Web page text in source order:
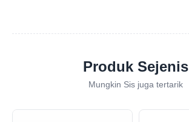
Produk Sejenis
Mungkin Sis juga tertarik